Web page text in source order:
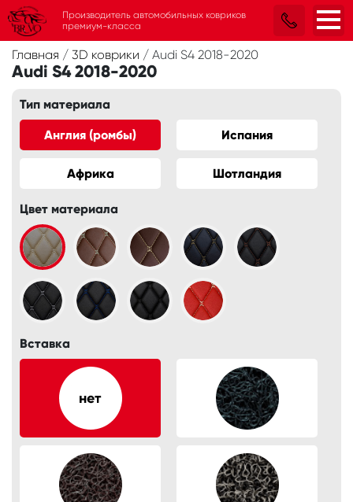
Главная / 3D коврики / Audi S4 2018-2020
Audi S4 2018-2020
Тип материала
Англия (ромбы) Испания
Африка Шотландия
Цвет материала
Вставка
Производитель автомобильных ковриков
премиум-класса